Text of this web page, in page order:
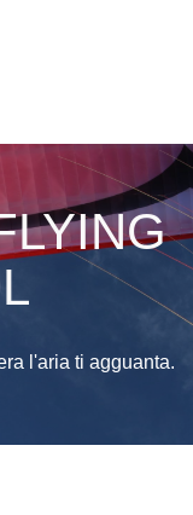
l'aria ti agguanta.